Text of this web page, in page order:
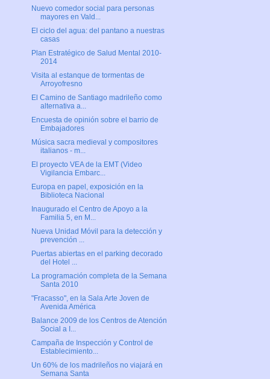
Nuevo comedor social para personas
mayores en Vald...
El ciclo del agua: del pantano a nuestras
casas
Plan Estratégico de Salud Mental 2010-
2014
Visita al estanque de tormentas de
Arroyofresno
El Camino de Santiago madrileño como
alternativa a...
Encuesta de opinión sobre el barrio de
Embajadores
Música sacra medieval y compositores
italianos - m...
El proyecto VEA de la EMT (Video
Vigilancia Embarc...
Europa en papel, exposición en la
Biblioteca Nacional
Inaugurado el Centro de Apoyo a la
Familia 5, en M...
Nueva Unidad Móvil para la detección y
prevención ...
Puertas abiertas en el parking decorado
del Hotel ...
La programación completa de la Semana
Santa 2010
"Fracasso", en la Sala Arte Joven de
Avenida América
Balance 2009 de los Centros de Atención
Social a I...
Campaña de Inspección y Control de
Establecimiento...
Un 60% de los madrileños no viajará en
Semana Santa